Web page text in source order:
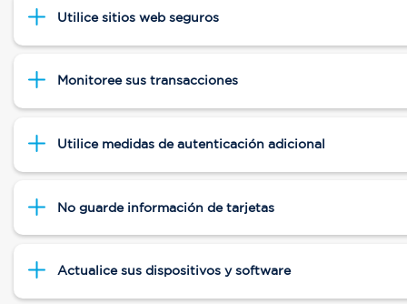
Utilice sitios web seguros
Monitoree sus transacciones
Utilice medidas de autenticación adicional
No guarde información de tarjetas
Actualice sus dispositivos y software